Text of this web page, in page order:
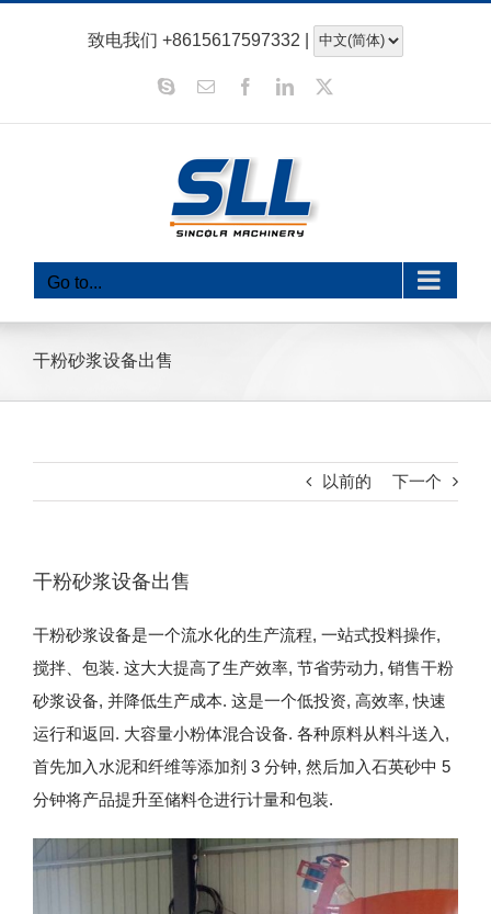
致电我们 +8615617597332 |
Skype电
邮
Facebook
领
Go to...
干粉砂浆设备出售
以前的 下一个
干粉砂浆设备出售
干粉砂浆设备是一个流水化的生产流程, 一站式投料操作,
搅拌、包装. 这大大提高了生产效率, 节省劳动力, 销售干粉
砂浆设备, 并降低生产成本. 这是一个低投资, 高效率, 快速
运行和返回. 大容量小粉体混合设备. 各种原料从料斗送入,
首先加入水泥和纤维等添加剂 3 分钟, 然后加入石英砂中 5
分钟将产品提升至储料仓进行计量和包装.